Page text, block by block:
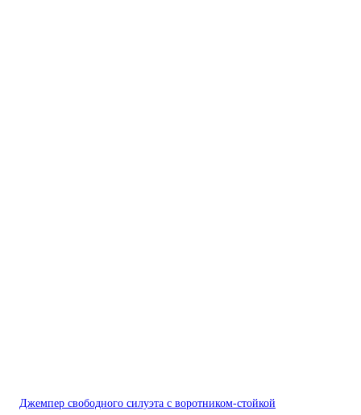
Джемпер свободного силуэта с воротником-стойкой